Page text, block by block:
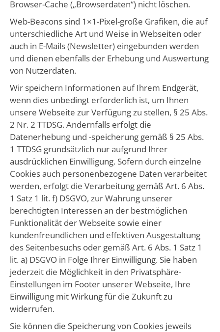
Browser-Cache („Browserdaten“) nicht löschen.
Web-Beacons sind 1×1-Pixel-große Grafiken, die auf
unterschiedliche Art und Weise in Webseiten oder
auch in E-Mails (Newsletter) eingebunden werden
und dienen ebenfalls der Erhebung und Auswertung
von Nutzerdaten.
Wir speichern Informationen auf Ihrem Endgerät,
wenn dies unbedingt erforderlich ist, um Ihnen
unsere Webseite zur Verfügung zu stellen, § 25 Abs.
2 Nr. 2 TTDSG. Andernfalls erfolgt die
Datenerhebung und -speicherung gemäß § 25 Abs.
1 TTDSG grundsätzlich nur aufgrund Ihrer
ausdrücklichen Einwilligung. Sofern durch einzelne
Cookies auch personenbezogene Daten verarbeitet
werden, erfolgt die Verarbeitung gemäß Art. 6 Abs.
1 Satz 1 lit. f) DSGVO, zur Wahrung unserer
berechtigten Interessen an der bestmöglichen
Funktionalität der Webseite sowie einer
kundenfreundlichen und effektiven Ausgestaltung
des Seitenbesuchs oder gemäß Art. 6 Abs. 1 Satz 1
lit. a) DSGVO in Folge Ihrer Einwilligung. Sie haben
jederzeit die Möglichkeit in den Privatsphäre-
Einstellungen im Footer unserer Webseite, Ihre
Einwilligung mit Wirkung für die Zukunft zu
widerrufen.
Sie können die Speicherung von Cookies jeweils